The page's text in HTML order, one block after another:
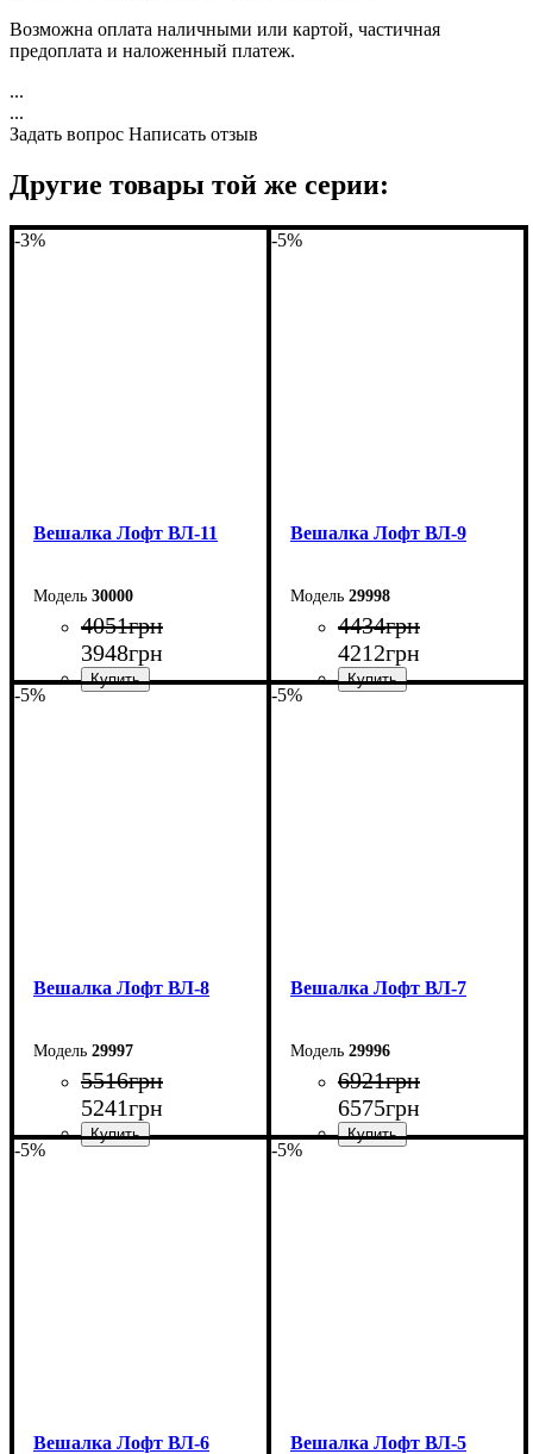
Возможна оплата наличными или картой, частичная
предоплата и наложенный платеж.
...
...
Задать вопрос Написать отзыв
Другие товары той же серии:
-3%
Вешалка Лофт ВЛ-11
30000
4051грн
3948грн
-5%
Вешалка Лофт ВЛ-9
29998
4434грн
4212грн
-5%
Вешалка Лофт ВЛ-8
29997
5516грн
5241грн
-5%
Вешалка Лофт ВЛ-7
29996
6921грн
6575грн
-5%
Вешалка Лофт ВЛ-6
-5%
Вешалка Лофт ВЛ-5